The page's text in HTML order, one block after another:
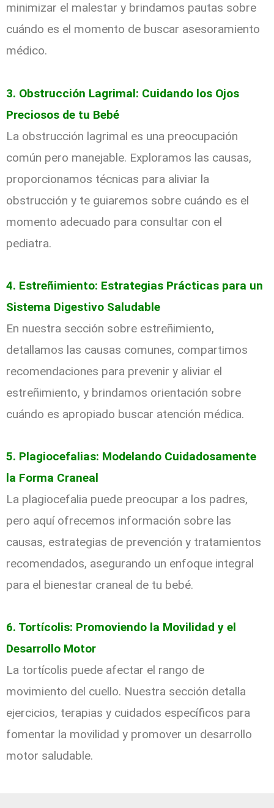
minimizar el malestar y brindamos pautas sobre
cuándo es el momento de buscar asesoramiento
médico.
3. Obstrucción Lagrimal: Cuidando los Ojos
Preciosos de tu Bebé
La obstrucción lagrimal es una preocupación
común pero manejable. Exploramos las causas,
proporcionamos técnicas para aliviar la
obstrucción y te guiaremos sobre cuándo es el
momento adecuado para consultar con el
pediatra.
4. Estreñimiento: Estrategias Prácticas para un
Sistema Digestivo Saludable
En nuestra sección sobre estreñimiento,
detallamos las causas comunes, compartimos
recomendaciones para prevenir y aliviar el
estreñimiento, y brindamos orientación sobre
cuándo es apropiado buscar atención médica.
5. Plagiocefalias: Modelando Cuidadosamente
la Forma Craneal
La plagiocefalia puede preocupar a los padres,
pero aquí ofrecemos información sobre las
causas, estrategias de prevención y tratamientos
recomendados, asegurando un enfoque integral
para el bienestar craneal de tu bebé.
6. Tortícolis: Promoviendo la Movilidad y el
Desarrollo Motor
La tortícolis puede afectar el rango de
movimiento del cuello. Nuestra sección detalla
ejercicios, terapias y cuidados específicos para
fomentar la movilidad y promover un desarrollo
motor saludable.